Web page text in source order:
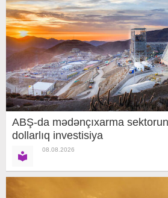
ABŞ-da mədənçıxarma
dollarlıq investisiya
08.08.2026